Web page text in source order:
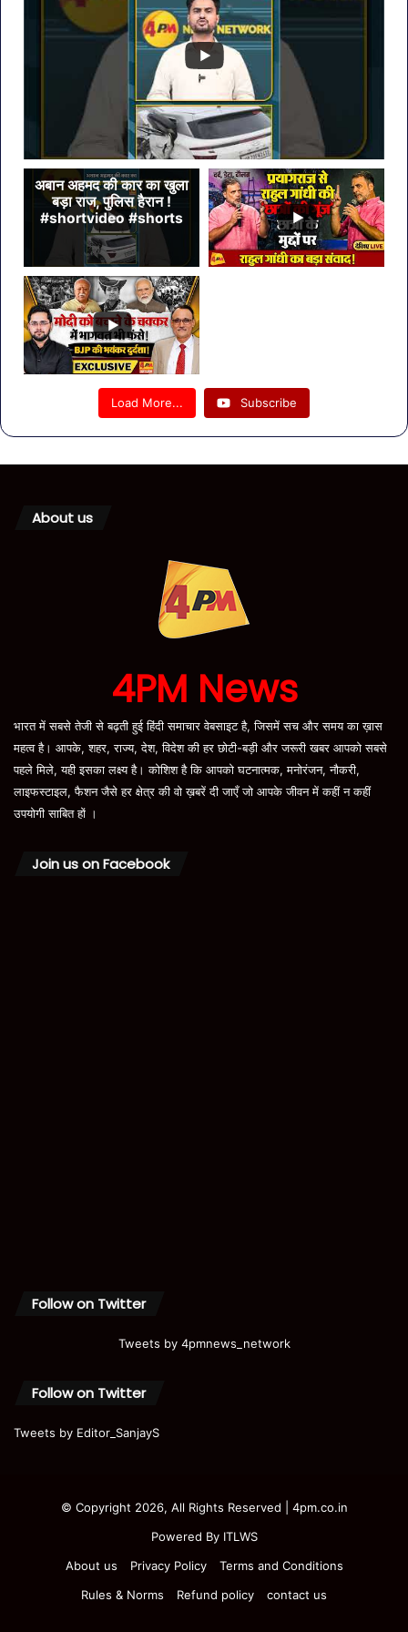
अबान अहमद की कार का खुला
बड़ा राज, पुलिस हैरान !
#shortvideo #shorts
Load More... Subscribe
About us
4PM News
भारत में सबसे तेजी से बढ़ती हुई हिंदी समाचार वेबसाइट है, जिसमें सच और समय का ख़ास
महत्व है। आपके, शहर, राज्य, देश, विदेश की हर छोटी-बड़ी और जरूरी खबर आपको सबसे
पहले मिले, यही इसका लक्ष्य है। कोशिश है कि आपको घटनात्मक, मनोरंजन, नौकरी,
लाइफस्टाइल, फैशन जैसे हर क्षेत्र की वो ख़बरें दी जाएँ जो आपके जीवन में कहीं न कहीं
उपयोगी साबित हों ।
Join us on Facebook
Follow on Twitter
Tweets by 4pmnews_network
Follow on Twitter
Tweets by Editor_SanjayS
© Copyright 2026, All Rights Reserved | 4pm.co.in
Powered By ITLWS
About us
Privacy Policy
Terms and Conditions
Rules & Norms
Refund policy contact us